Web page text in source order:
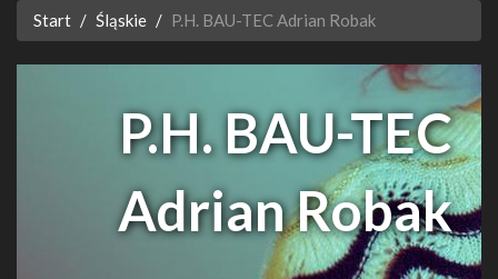
Start Śląskie P.H. BAU-TEC Adrian Robak
P.H. BAU-TEC
Adrian Robak